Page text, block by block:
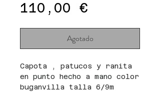
110,00 €
Agotado
Capota , patucos y ranita
en punto hecho a mano color
buganvilla talla 6/9m